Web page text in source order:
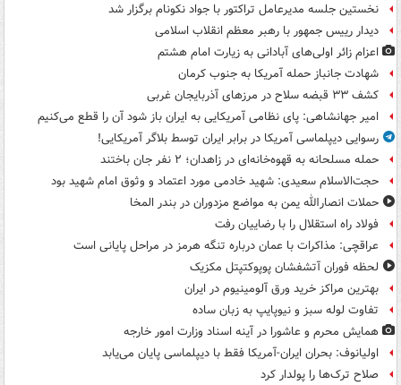
نخستین جلسه مدیرعامل تراکتور با جواد نکونام برگزار شد
دیدار رییس جمهور با رهبر معظم انقلاب اسلامی
اعزام زائر اولی‌های آبادانی به زیارت امام هشتم
شهادت جانباز حمله آمریکا به جنوب کرمان
کشف ۳۳ قبضه سلاح در مرزهای آذربایجان غربی
امیر جهانشاهی: پای نظامی آمریکایی به ایران باز شود آن را قطع می‌کنیم
رسوایی دیپلماسی آمریکا در برابر ایران توسط بلاگر آمریکایی!
حمله مسلحانه به قهوه‌خانه‌ای در زاهدان؛ ۲ نفر جان باختند
حجت‌الاسلام سعیدی: شهید خادمی مورد اعتماد و وثوق امام شهید بود
حملات انصارالله یمن به مواضع مزدوران در بندر المخا
فولاد راه استقلال را با رضاییان رفت
عراقچی: مذاکرات با عمان درباره تنگه هرمز در مراحل پایانی است
لحظه فوران آتشفشان پوپوکتپتل مکزیک
بهترین مراکز خرید ورق آلومینیوم در ایران
تفاوت لوله سبز و نیوپایپ به زبان ساده
همایش محرم و عاشورا در آینه اسناد وزارت امور خارجه
اولیانوف: بحران ایران-آمریکا فقط با دیپلماسی پایان می‌یابد
صلاح ترک‌ها را پولدار کرد